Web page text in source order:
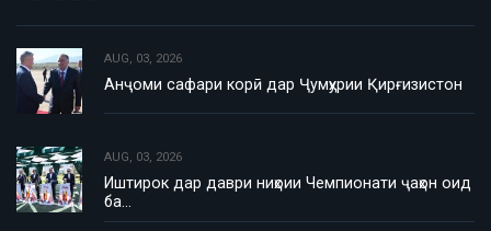
AUG, 03, 2026
Анҷоми сафари корӣ дар Ҷумҳурии Қирғизистон
AUG, 03, 2026
Иштирок дар даври ниҳоии Чемпионати ҷаҳон оид
ба…